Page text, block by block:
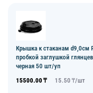
Крышка к стаканам d9,0см
пробкой заглушкой
черная 50 шт/уп
15500.00 ₸ 15.50 ₸/шт